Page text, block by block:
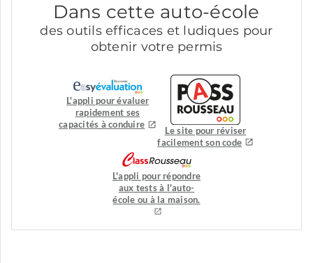
Dans cette auto-école
des outils efficaces et ludiques pour
obtenir votre permis
L'appli pour évaluer
rapidement ses
capacités à conduire
Le site pour réviser
facilement son code
L'appli pour répondre
aux tests à l'auto-
école ou à la maison.